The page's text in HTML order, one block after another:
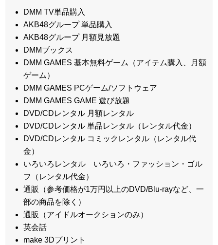
DMM TV単品購入
AKB48グループ 単品購入
AKB48グループ 月額見放題
DMMブックス
DMM GAMES 基本無料ゲーム（アイテム購入、月額
ゲーム）
DMM GAMES PCゲーム/ソフトウェア
DMM GAMES GAME 遊び放題
DVD/CDレンタル 月額レンタル
DVD/CDレンタル 単品レンタル（レンタル代金）
DVD/CDレンタル コミックレンタル（レンタル代
金）
いろいろレンタル いろいろ・ファッション・ゴル
フ（レンタル代金）
通販（参考価格が1万円以上のDVD/Blu-rayなど、一
部の商品を除く）
通販（アイドルオークションのみ）
英会話
make 3Dプリント